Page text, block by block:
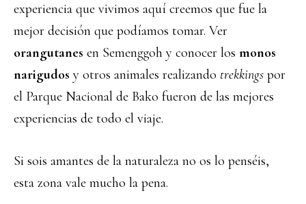
experiencia que vivimos aquí creemos que fue la
mejor decisión que podíamos tomar. Ver
orangutanes en Semenggoh y conocer los monos
narigudos y otros animales realizando trekkings por
el Parque Nacional de Bako fueron de las mejores
experiencias de todo el viaje.
Si sois amantes de la naturaleza no os lo penséis,
esta zona vale mucho la pena.